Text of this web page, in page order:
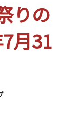
りの
月31